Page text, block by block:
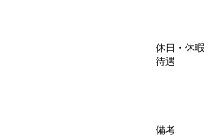
休日・休暇
待遇
備考